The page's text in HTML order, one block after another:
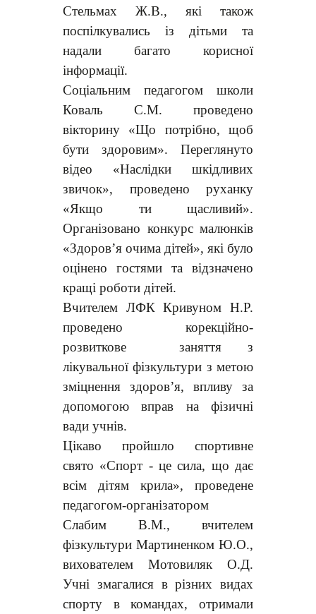
Стельмах Ж.В., які також
поспілкувались із дітьми та
надали багато корисної
інформації.
Соціальним педагогом школи
Коваль С.М. проведено
вікторину «Що потрібно, щоб
бути здоровим». Переглянуто
відео «Наслідки шкідливих
звичок», проведено руханку
«Якщо ти щасливий».
Організовано конкурс малюнків
«Здоров’я очима дітей», які було
оцінено гостями та відзначено
кращі роботи дітей.
Вчителем ЛФК Кривуном Н.Р.
проведено корекційно-
розвиткове заняття з
лікувальної фізкультури з метою
зміцнення здоров’я, впливу за
допомогою вправ на фізичні
вади учнів.
Цікаво пройшло спортивне
свято «Спорт - це сила, що дає
всім дітям крила», проведене
педагогом-організатором
Слабим В.М., вчителем
фізкультури Мартиненком Ю.О.,
вихователем Мотовиляк О.Д.
Учні змагалися в різних видах
спорту в командах, отримали